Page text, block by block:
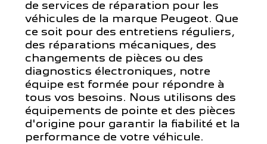
de services de réparation pour les
véhicules de la marque Peugeot. Que
ce soit pour des entretiens réguliers,
des réparations mécaniques, des
changements de pièces ou des
diagnostics électroniques, notre
équipe est formée pour répondre à
tous vos besoins. Nous utilisons des
équipements de pointe et des pièces
d'origine pour garantir la fiabilité et la
performance de votre véhicule.